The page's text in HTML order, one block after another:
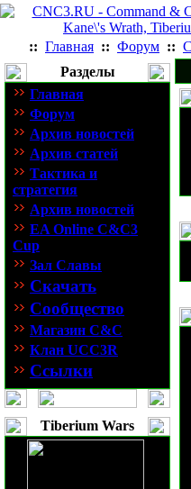
:: Главная :: Форум ::
Разделы
Главная
Форум
Архив новостей
Архив статей
Тактика и
стратегия
Архив новостей
EA Online C&C3
Cup
Зал Славы
Скачать
Сообщество
Магазин C&C
Клан UCC3R
Ссылки
Tiberium Wars